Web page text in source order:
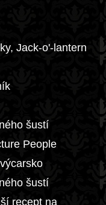
Jack-o'-lantern
šustí
People
šustí
recept na